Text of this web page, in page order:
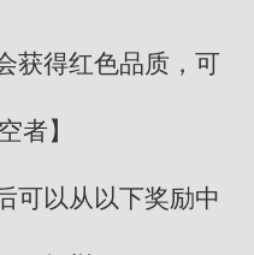
获得红色品质，可
者】
可以从以下奖励中